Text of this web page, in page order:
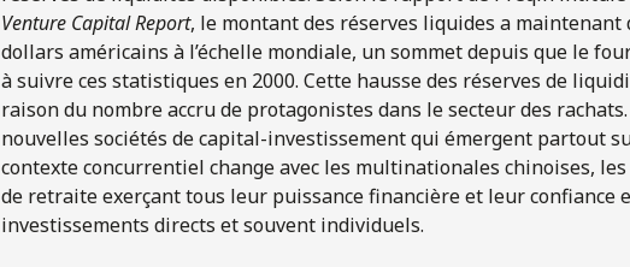
Venture Capital Report, le montant des réserves liquides a
dollars américains à l’échelle mondiale, un sommet depuis que le
à suivre ces statistiques en 2000. Cette hausse des réserves de
raison du nombre accru de protagonistes dans le secteur des
nouvelles sociétés de capital-investissement qui émergent partout
contexte concurrentiel change avec les multinationales chinoises,
de retraite exerçant tous leur puissance financière et leur confiance
investissements directs et souvent individuels.